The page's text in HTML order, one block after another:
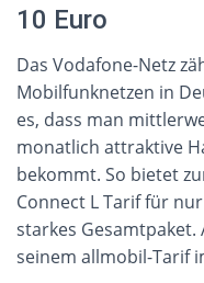
10 Euro
Das Vodafone-Netz
Mobilfunknetzen in
es, dass man
monatlich attraktive
bekommt. So bietet
Connect L Tarif für
starkes
seinem allmobil-Tarif